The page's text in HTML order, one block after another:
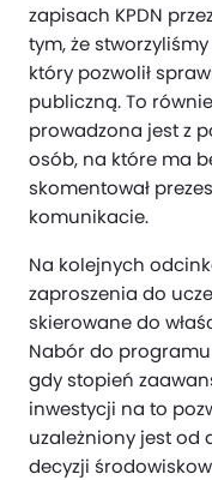
zapisach KPDN
tym, że
który pozwolił
publiczną. To
prowadzona jest z
osób, na które ma
skomentował
komunikacie.
Na kolejnych
zaproszenia do
skierowane do
Nabór do
gdy stopień
inwestycji na to
uzależniony jest od
decyzji